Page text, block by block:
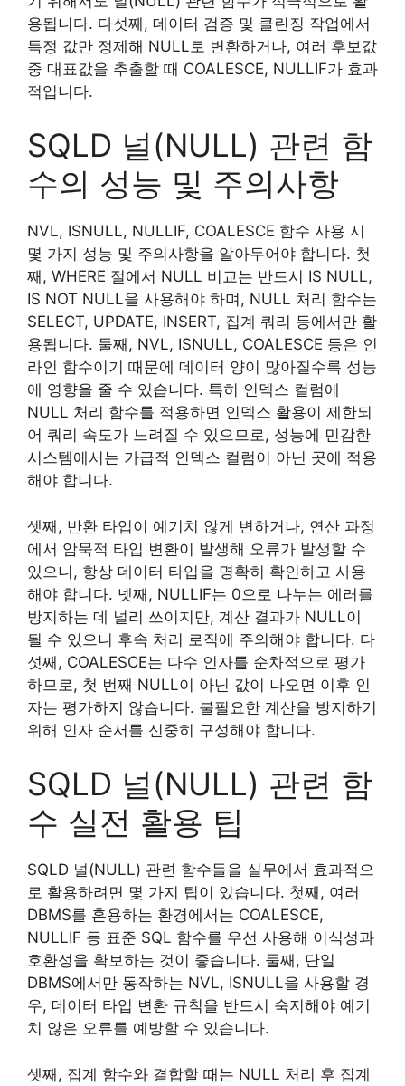
용됩니다. 다섯째, 데이터 검증 및 클린징 작업에서
특정 값만 정제해 NULL로 변환하거나, 여러 후보값
중 대표값을 추출할 때 COALESCE, NULLIF가 효과
적입니다.
SQLD 널(NULL) 관련 함
수의 성능 및 주의사항
NVL, ISNULL, NULLIF, COALESCE 함수 사용 시
몇 가지 성능 및 주의사항을 알아두어야 합니다. 첫
째, WHERE 절에서 NULL 비교는 반드시 IS NULL,
IS NOT NULL을 사용해야 하며, NULL 처리 함수는
SELECT, UPDATE, INSERT, 집계 쿼리 등에서만 활
용됩니다. 둘째, NVL, ISNULL, COALESCE 등은 인
라인 함수이기 때문에 데이터 양이 많아질수록 성능
에 영향을 줄 수 있습니다. 특히 인덱스 컬럼에
NULL 처리 함수를 적용하면 인덱스 활용이 제한되
어 쿼리 속도가 느려질 수 있으므로, 성능에 민감한
시스템에서는 가급적 인덱스 컬럼이 아닌 곳에 적용
해야 합니다.
셋째, 반환 타입이 예기치 않게 변하거나, 연산 과정
에서 암묵적 타입 변환이 발생해 오류가 발생할 수
있으니, 항상 데이터 타입을 명확히 확인하고 사용
해야 합니다. 넷째, NULLIF는 0으로 나누는 에러를
방지하는 데 널리 쓰이지만, 계산 결과가 NULL이
될 수 있으니 후속 처리 로직에 주의해야 합니다. 다
섯째, COALESCE는 다수 인자를 순차적으로 평가
하므로, 첫 번째 NULL이 아닌 값이 나오면 이후 인
자는 평가하지 않습니다. 불필요한 계산을 방지하기
위해 인자 순서를 신중히 구성해야 합니다.
SQLD 널(NULL) 관련 함
수 실전 활용 팁
SQLD 널(NULL) 관련 함수들을 실무에서 효과적으
로 활용하려면 몇 가지 팁이 있습니다. 첫째, 여러
DBMS를 혼용하는 환경에서는 COALESCE,
NULLIF 등 표준 SQL 함수를 우선 사용해 이식성과
호환성을 확보하는 것이 좋습니다. 둘째, 단일
DBMS에서만 동작하는 NVL, ISNULL을 사용할 경
우, 데이터 타입 변환 규칙을 반드시 숙지해야 예기
치 않은 오류를 예방할 수 있습니다.
셋째, 집계 함수와 결합할 때는 NULL 처리 후 집계